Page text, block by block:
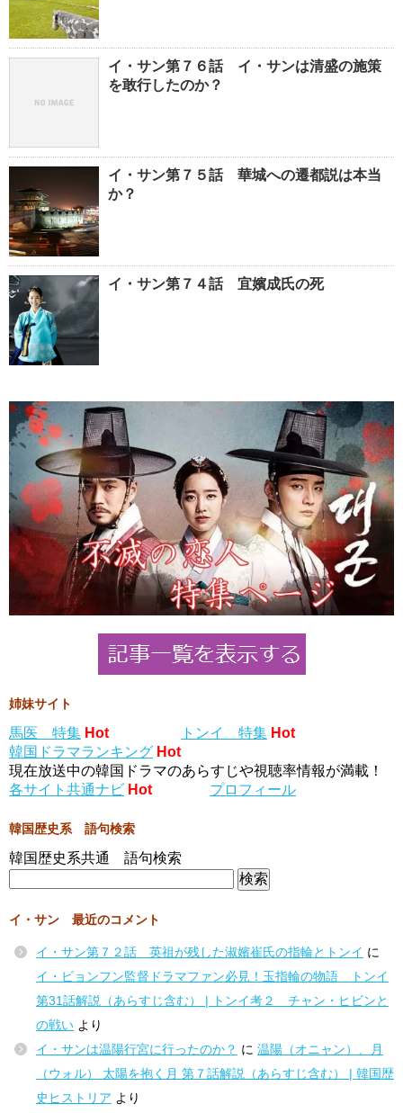
イ・サン第７６話 イ・サンは清盛の施策
を敢行したのか？
イ・サン第７５話 華城への遷都説は本当
か？
イ・サン第７４話 宜嬪成氏の死
姉妹サイト
馬医 特集 Hot トンイ 特集 Hot
韓国ドラマランキング Hot
現在放送中の韓国ドラマのあらすじや視聴率情報が満載！
各サイト共通ナビ Hot プロフィール
韓国歴史系 語句検索
韓国歴史系共通 語句検索
イ・サン 最近のコメント
イ・サン第７２話 英祖が残した淑嬪崔氏の指輪とトンイ に
イ・ビョンフン監督ドラマファン必見！玉指輪の物語 トンイ
第31話解説（あらすじ含む） | トンイ考２ チャン・ヒビンと
の戦い より
イ・サンは温陽行宮に行ったのか？ に 温陽（オニャン）、月
（ウォル） 太陽を抱く月 第７話解説（あらすじ含む） | 韓国歴
史ヒストリア より